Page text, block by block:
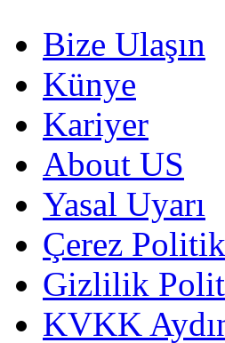
Bize Ulaşın
Künye
Kariyer
About US
Yasal Uyarı
Çerez
Gizlilik
KVKK